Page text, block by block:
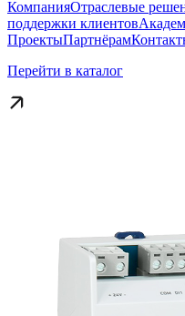
КомпанияОтраслевые
поддержки клиентов
ПроектыПартнёрам
Перейти в каталог